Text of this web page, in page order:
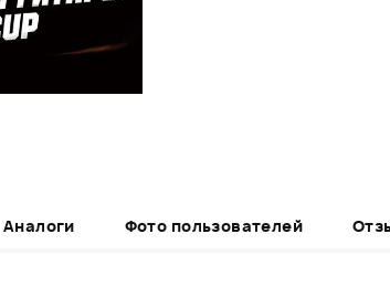
Аналоги Фото пользователей